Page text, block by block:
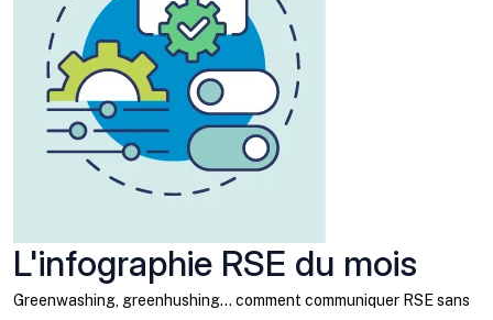
L'infographie RSE du mois
Greenwashing, greenhushing… comment communiquer RSE sans